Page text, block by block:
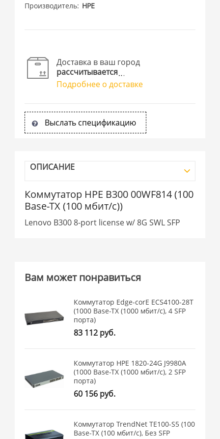
Производитель HPE
Доставка в ваш город
рассчитывается
Подробнее о доставке
Выслать спецификацию
ОПИСАНИЕ
Коммутатор HPE B300 00WF814 (100
Base-TX (100 мбит/с))
Lenovo B300 8-port license w/ 8G SWL SFP
Вам может понравиться
Коммутатор Edge-corE ECS4100-28T
(1000 Base-TX (1000 мбит/с), 4 SFP
порта)
83 112 руб.
Коммутатор HPE 1820-24G J9980A
(1000 Base-TX (1000 мбит/с), 2 SFP
порта)
60 156 руб.
Коммутатор TrendNet TE100-S5 (100
Base-TX (100 мбит/с), Без SFP